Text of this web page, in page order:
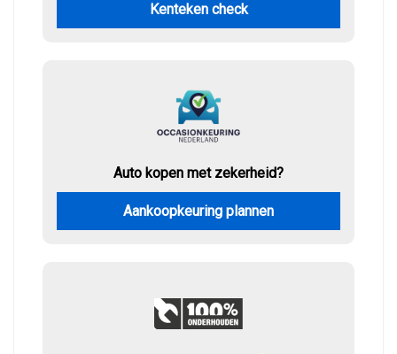
Kenteken check
Auto kopen met zekerheid?
Aankoopkeuring plannen